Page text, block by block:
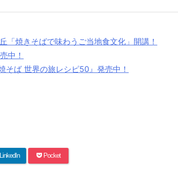
「焼きそばで味わうご当地食文化」開講！
中！
そば 世界の旅レシピ50』発売中！
LinkedIn Pocket